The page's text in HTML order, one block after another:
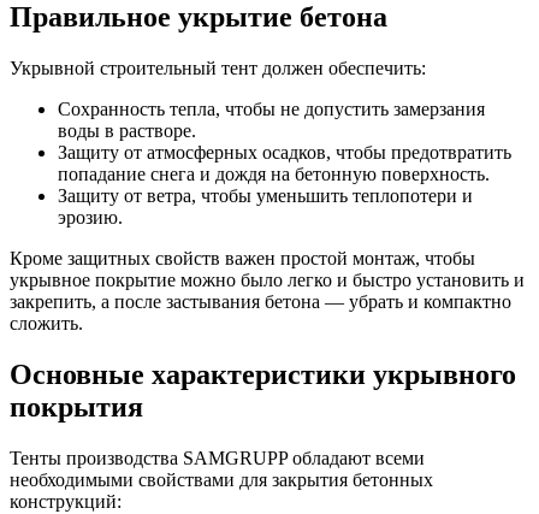
Правильное укрытие бетона
Укрывной строительный тент должен обеспечить:
Сохранность тепла, чтобы не допустить замерзания
воды в растворе.
Защиту от атмосферных осадков, чтобы предотвратить
попадание снега и дождя на бетонную поверхность.
Защиту от ветра, чтобы уменьшить теплопотери и
эрозию.
Кроме защитных свойств важен простой монтаж, чтобы
укрывное покрытие можно было легко и быстро установить и
закрепить, а после застывания бетона — убрать и компактно
сложить.
Основные характеристики укрывного
покрытия
Тенты производства SAMGRUPP обладают всеми
необходимыми свойствами для закрытия бетонных
конструкций: